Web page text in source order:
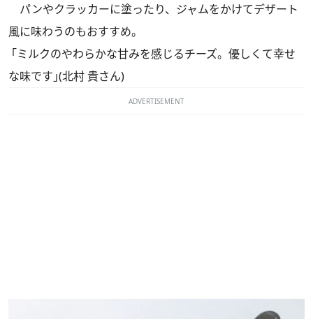
パンやクラッカーに塗ったり、ジャムをかけてデザート
風に味わうのもおすすめ。
｢ミルクのやわらかな甘みを感じるチーズ。優しくて幸せ
な味です｣(北村 貴さん)
ADVERTISEMENT